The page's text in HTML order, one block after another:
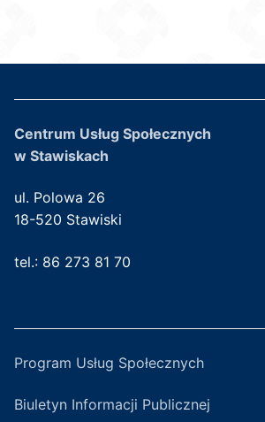
Centrum Usług Społecznych
w Stawiskach
ul. Polowa 26
18-520 Stawiski
tel.: 86 273 81 70
Program Usług Społecznych
Biuletyn Informacji Publicznej